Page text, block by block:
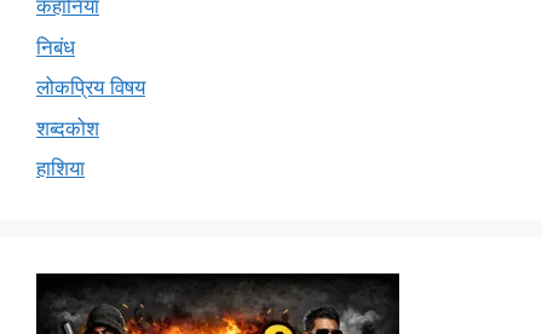
कहानियां
निबंध
लोकप्रिय विषय
शब्दकोश
हाशिया